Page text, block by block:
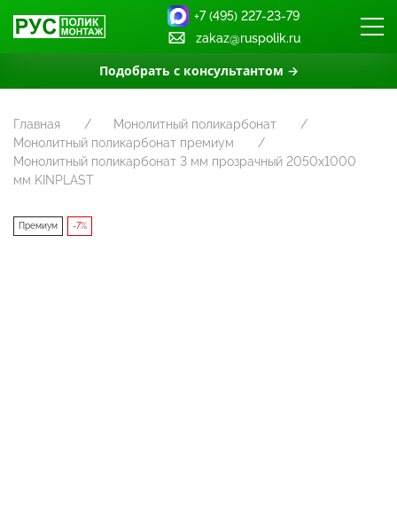
Подобрать с консультантом →
+7 (495) 227-23-79
zakaz@ruspolik.ru
Главная
Монолитный поликарбонат
Монолитный поликарбонат премиум
Монолитный поликарбонат 3 мм прозрачный 2050х1000
мм KINPLAST
Премиум -7%